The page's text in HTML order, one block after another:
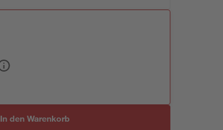
In den Warenkorb